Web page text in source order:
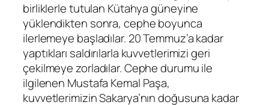
birliklerle tutulan Kütahya güneyine
yüklendikten sonra, cephe boyunca
ilerlemeye başladılar. 20 Temmuz’a kadar
yaptıkları saldırılarla kuvvetlerimizi geri
çekilmeye zorladılar. Cephe durumu ile
ilgilenen Mustafa Kemal Paşa,
kuvvetlerimizin Sakarya’nın doğusuna kadar